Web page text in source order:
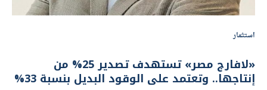
استثمار
«لافارج مصر» تستهدف تصدير 25% من
إنتاجها.. وتعتمد على الوقود البديل بنسبة 33%